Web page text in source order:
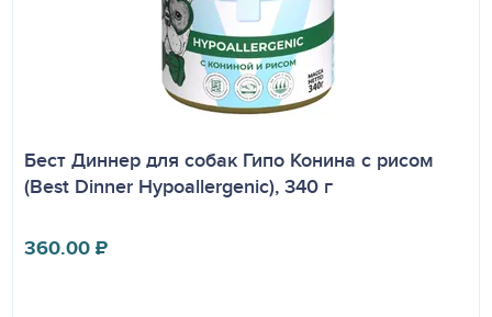
Бест Диннер для собак Гипо Конина с рисом
(Best Dinner Hypoallergenic), 340 г
360.00₽